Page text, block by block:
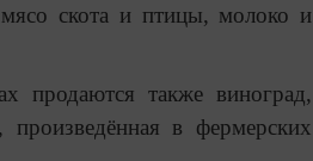
скота и птицы, молоко и
продаются также виноград,
в фермерских